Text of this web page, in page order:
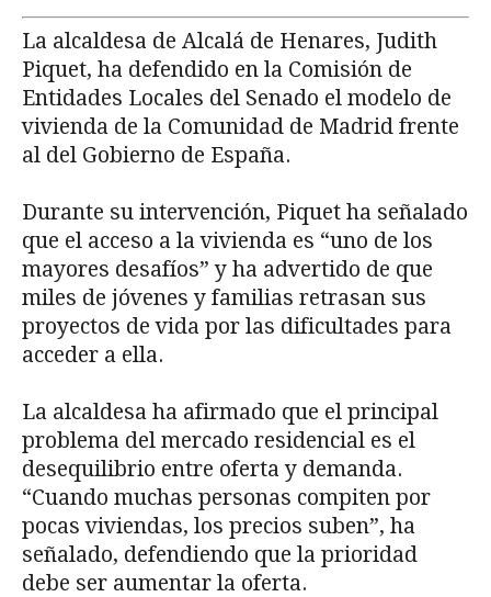
La alcaldesa de Alcalá de Henares, Judith
Piquet, ha defendido en la Comisión de
Entidades Locales del Senado el modelo de
vivienda de la Comunidad de Madrid frente
al del Gobierno de España.
Durante su intervención, Piquet ha señalado
que el acceso a la vivienda es “uno de los
mayores desafíos” y ha advertido de que
miles de jóvenes y familias retrasan sus
proyectos de vida por las dificultades para
acceder a ella.
La alcaldesa ha afirmado que el principal
problema del mercado residencial es el
desequilibrio entre oferta y demanda.
“Cuando muchas personas compiten por
pocas viviendas, los precios suben”, ha
señalado, defendiendo que la prioridad
debe ser aumentar la oferta.